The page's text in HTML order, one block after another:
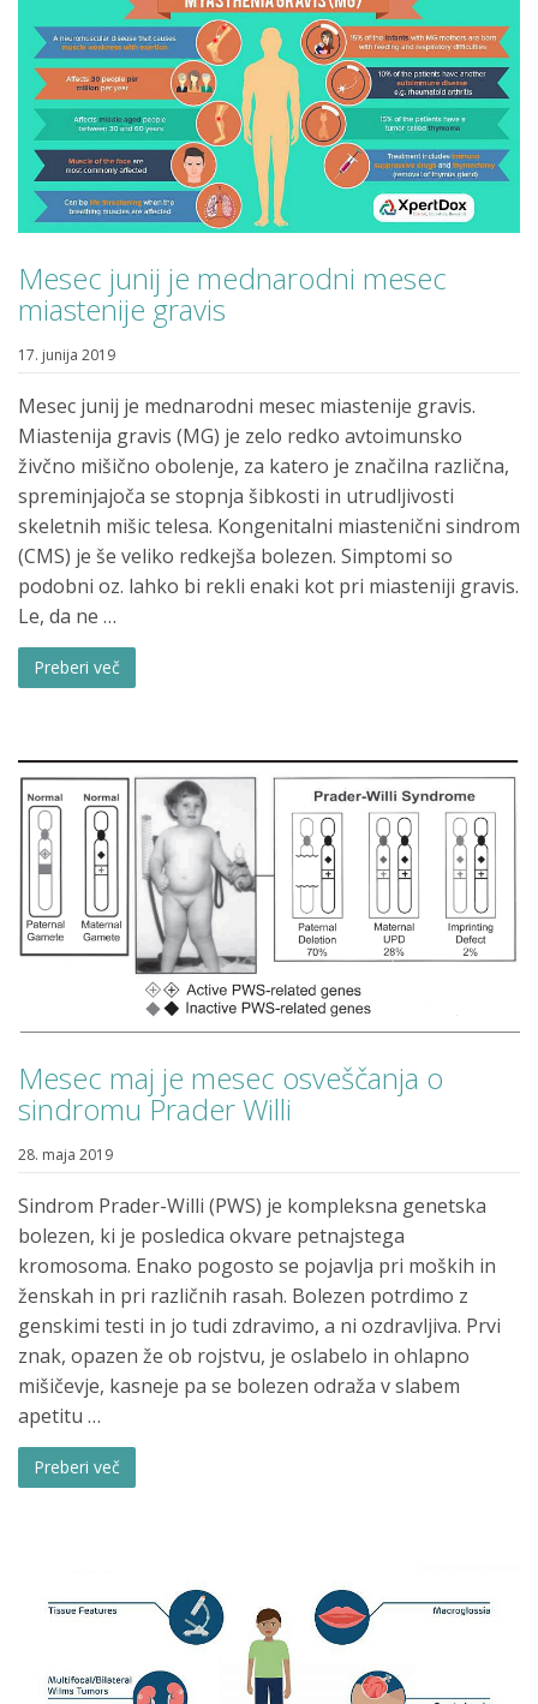
Mesec junij je mednarodni mesec
miastenije gravis
17. junija 2019
Mesec junij je mednarodni mesec miastenije gravis.
Miastenija gravis (MG) je zelo redko avtoimunsko
živčno mišično obolenje, za katero je značilna različna,
spreminjajoča se stopnja šibkosti in utrudljivosti
skeletnih mišic telesa. Kongenitalni miastenični sindrom
(CMS) je še veliko redkejša bolezen. Simptomi so
podobni oz. lahko bi rekli enaki kot pri miasteniji gravis.
Le, da ne …
Preberi več
Mesec maj je mesec osveščanja o
sindromu Prader Willi
28. maja 2019
Sindrom Prader-Willi (PWS) je kompleksna genetska
bolezen, ki je posledica okvare petnajstega
kromosoma. Enako pogosto se pojavlja pri moških in
ženskah in pri različnih rasah. Bolezen potrdimo z
genskimi testi in jo tudi zdravimo, a ni ozdravljiva. Prvi
znak, opazen že ob rojstvu, je oslabelo in ohlapno
mišičevje, kasneje pa se bolezen odraža v slabem
apetitu …
Preberi več